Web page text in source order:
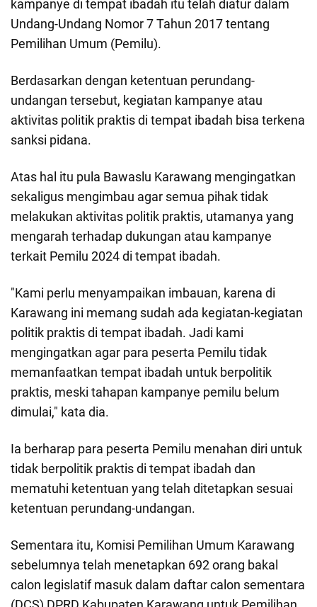
kampanye di tempat ibadah itu telah diatur dalam
Undang-Undang Nomor 7 Tahun 2017 tentang
Pemilihan Umum (Pemilu).
Berdasarkan dengan ketentuan perundang-
undangan tersebut, kegiatan kampanye atau
aktivitas politik praktis di tempat ibadah bisa terkena
sanksi pidana.
Atas hal itu pula Bawaslu Karawang mengingatkan
sekaligus mengimbau agar semua pihak tidak
melakukan aktivitas politik praktis, utamanya yang
mengarah terhadap dukungan atau kampanye
terkait Pemilu 2024 di tempat ibadah.
"Kami perlu menyampaikan imbauan, karena di
Karawang ini memang sudah ada kegiatan-kegiatan
politik praktis di tempat ibadah. Jadi kami
mengingatkan agar para peserta Pemilu tidak
memanfaatkan tempat ibadah untuk berpolitik
praktis, meski tahapan kampanye pemilu belum
dimulai," kata dia.
Ia berharap para peserta Pemilu menahan diri untuk
tidak berpolitik praktis di tempat ibadah dan
mematuhi ketentuan yang telah ditetapkan sesuai
ketentuan perundang-undangan.
Sementara itu, Komisi Pemilihan Umum Karawang
sebelumnya telah menetapkan 692 orang bakal
calon legislatif masuk dalam daftar calon sementara